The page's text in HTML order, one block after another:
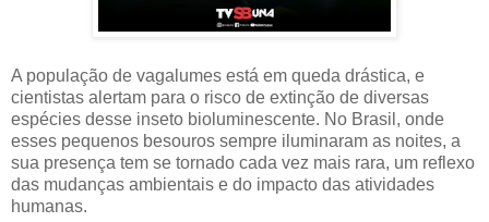
A população de vagalumes está em queda drástica, e
cientistas alertam para o risco de extinção de diversas
espécies desse inseto bioluminescente. No Brasil, onde
esses pequenos besouros sempre iluminaram as noites, a
sua presença tem se tornado cada vez mais rara, um reflexo
das mudanças ambientais e do impacto das atividades
humanas.